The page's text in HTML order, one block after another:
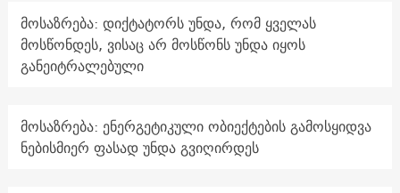
მოსაზრება: დიქტატორს უნდა, რომ ყველას
მოსწონდეს, ვისაც არ მოსწონს უნდა იყოს
განეიტრალებული
მოსაზრება: ენერგეტიკული ობიექტების გამოსყიდვა
ნებისმიერ ფასად უნდა გვიღირდეს